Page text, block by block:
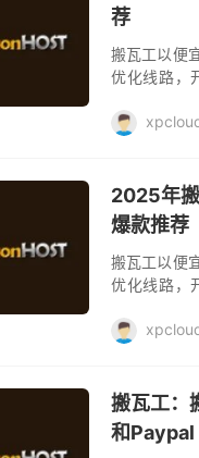
荐
搬瓦工以便
优化线路，
2025年
爆款推荐
搬瓦工以便
优化线路，
搬瓦工：
和Paypal